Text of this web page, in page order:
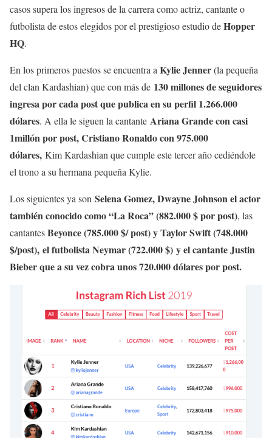
casos supera los ingresos de la carrera como actriz, cantante o
futbolista de estos elegidos por el prestigioso estudio deHopper
HQ.
En los primeros puestos se encuentra aKylie Jenner(la pequeña
del clan Kardashian) que con más de 130 millones de seguidores
ingresa por cada post que publica en su perfil 1.266.000
dólares. A ella le siguen la cantante Ariana Grande con casi
1millón por post, Cristiano Ronaldo con 975.000
dólares, Kim Kardashian que cumple este tercer año cediéndole
el trono a su hermana pequeña Kylie.
Los siguientes ya son Selena Gomez, Dwayne Johnson el actor
también conocido como “La Roca” (882.000 $ por post), las
cantantesBeyonce (785.000 $/ post) y Taylor Swift (748.000
$/post), el futbolista Neymar (722.000 $) y el cantante Justin
Bieber que a su vez cobra unos 720.000 dólares por post.